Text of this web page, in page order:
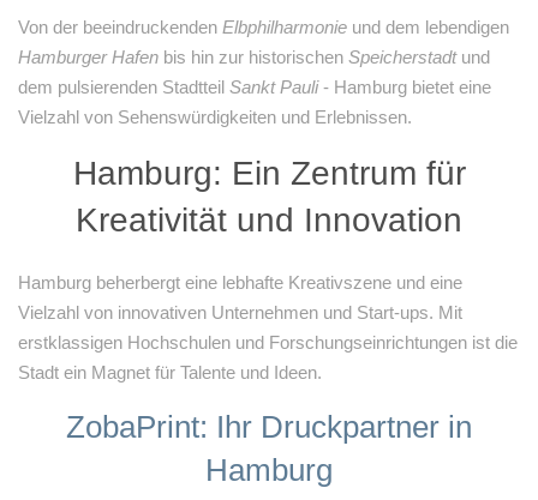
Von der beeindruckenden Elbphilharmonie und dem lebendigen
Hamburger Hafen bis hin zur historischen Speicherstadtund
dem pulsierenden Stadtteil Sankt Pauli- Hamburg bietet eine
Vielzahl von Sehenswürdigkeiten und Erlebnissen.
Hamburg: Ein Zentrum für
Kreativität und Innovation
Hamburg beherbergt eine lebhafte Kreativszene und eine
Vielzahl von innovativen Unternehmen und Start-ups. Mit
erstklassigen Hochschulen und Forschungseinrichtungen ist die
Stadt ein Magnet für Talente und Ideen.
ZobaPrint: Ihr Druckpartner in
Hamburg